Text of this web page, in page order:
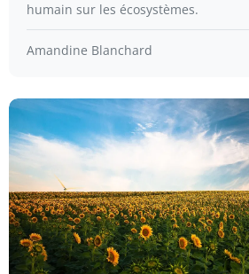
humain sur les écosystèmes.
Amandine Blanchard